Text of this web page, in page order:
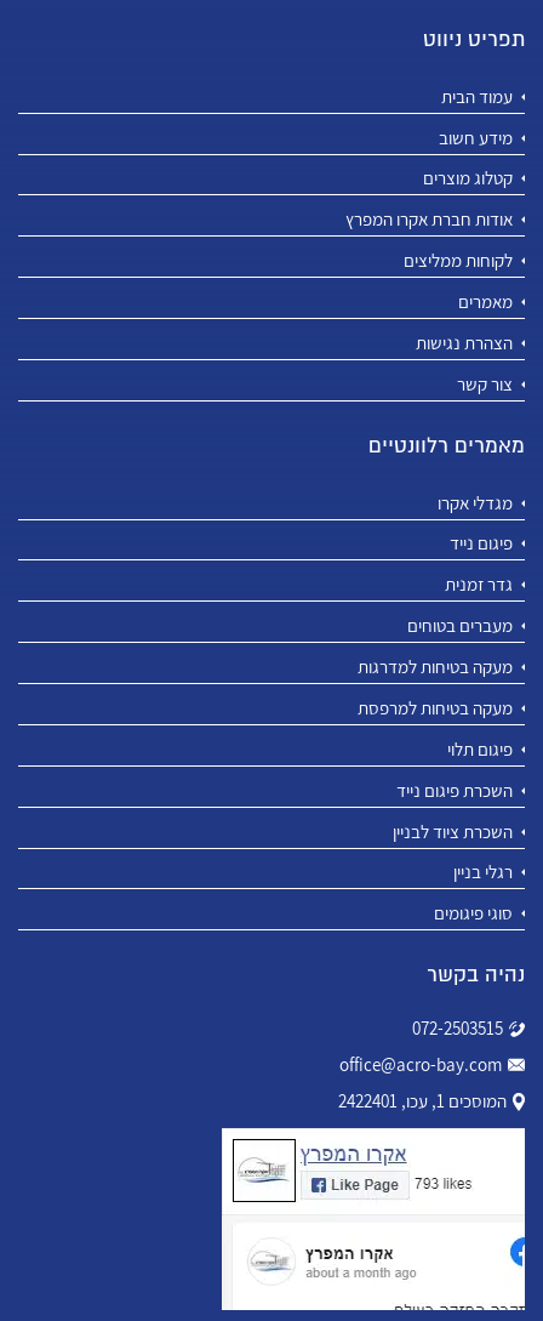
תפריט ניווט
עמוד הבית
מידע חשוב
קטלוג מוצרים
אודות חברת אקרו המפרץ
לקוחות ממליצים
מאמרים
הצהרת נגישות
צור קשר
מאמרים רלוונטיים
מגדלי אקרו
פיגום נייד
גדר זמנית
מעברים בטוחים
מעקה בטיחות למדרגות
מעקה בטיחות למרפסת
פיגום תלוי
השכרת פיגום נייד
השכרת ציוד לבניין
רגלי בניין
סוגי פיגומים
נהיה בקשר
072-2503515
office@acro-bay.com
המוסכים 1, עכו, 2422401